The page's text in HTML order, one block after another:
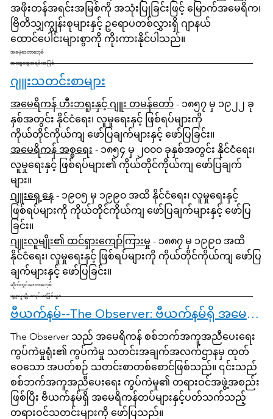
အဖိုးတန်အရင်းအမြစ်ကို အသုံးပြုခြင်းဖြင့် မြောက်အမေရိက၊
ဗြိတိသျှကျွန်းစုများနှင့် ဥရောပတစ်လွှားရှိ ဂျာနယ်
ထောင်ပေါင်းများစွာကို ကိုးကားနိုင်ပါသည်။
အခမဲ့ဒေတာဘေ့စ်
အထွေထွေအရင်းအမြစ်
ဂျူးသတင်းစာများ
အမေရိကန် ဟီးဘရူးနှင့် ဂျူး တမန်တော်- ၁၈၅၇ မှ ၁၉၂၂ ခု
နှစ်အတွင်း နိုင်ငံရေး၊ လူမှုရေးနှင့် ဖြစ်ရပ်များကို
ကိုယ်တိုင်ကိုယ်ကျ ဖော်ပြချက်များနှင့် ဖော်ပြခြင်း။
အမေရိကန် အစ္စရေး - ၁၈၅၄ မှ ၂၀၀၀ ခုနှစ်အတွင်း နိုင်ငံရေး၊
လူမှုရေးနှင့် ဖြစ်ရပ်များ၏ ကိုယ်တိုင်ကိုယ်ကျ ဖော်ပြချက်
များ။
ဂျူးရှေ့နေ- ၁၉၀၅ မှ ၁၉၉၀ အထိ နိုင်ငံရေး၊ လူမှုရေးနှင့်
ဖြစ်ရပ်များကို ကိုယ်တိုင်ကိုယ်ကျ ဖော်ပြချက်များနှင့် ဖော်ပြ
ခြင်း။
ဂျူးလူမျိုး၏ ထင်ရှားကျော်ကြားမှု - ၁၈၈၇ မှ ၁၉၉၀ အထိ
နိုင်ငံရေး၊ လူမှုရေးနှင့် ဖြစ်ရပ်များကို ကိုယ်တိုင်ကိုယ်ကျ ဖော်ပြ
ချက်များနှင့် ဖော်ပြခြင်း။
ဆိုက်တွင်းဒေတာဘေ့စ်
ဂျူးလူမျိုးအရင်းအမြစ်များ
ဗီယက်နမ်--The Observer: ဗီယက်နမ်ရှိ အမေရိကန်စစ်သားအတွက် သတင်းများ၊ ၁၉၆၂-၁၉၇၃ [မှတ်တမ်းများ မပါဝင်ပါ]
The Observer သည် အမေရိကန် စစ်ဘက်အကူအညီပေးရေး
ကွပ်ကဲမှုရုံး၏ ကွပ်ကဲမှု သတင်းအချက်အလက်ဌာနမှ ထုတ်
ဝေသော အပတ်စဉ် သတင်းစာတစ်စောင်ဖြစ်သည်။ ၎င်းသည်
စစ်ဘက်အကူအညီပေးရေး ကွပ်ကဲမှု၏ တရားဝင်အဖွဲ့အစည်း
ဖြစ်ပြီး ဗီယက်နမ်ရှိ အမေရိကန်တပ်များနှင့်ပတ်သက်သည့်
တရားဝင်သတင်းများကို ဖော်ပြသည်။